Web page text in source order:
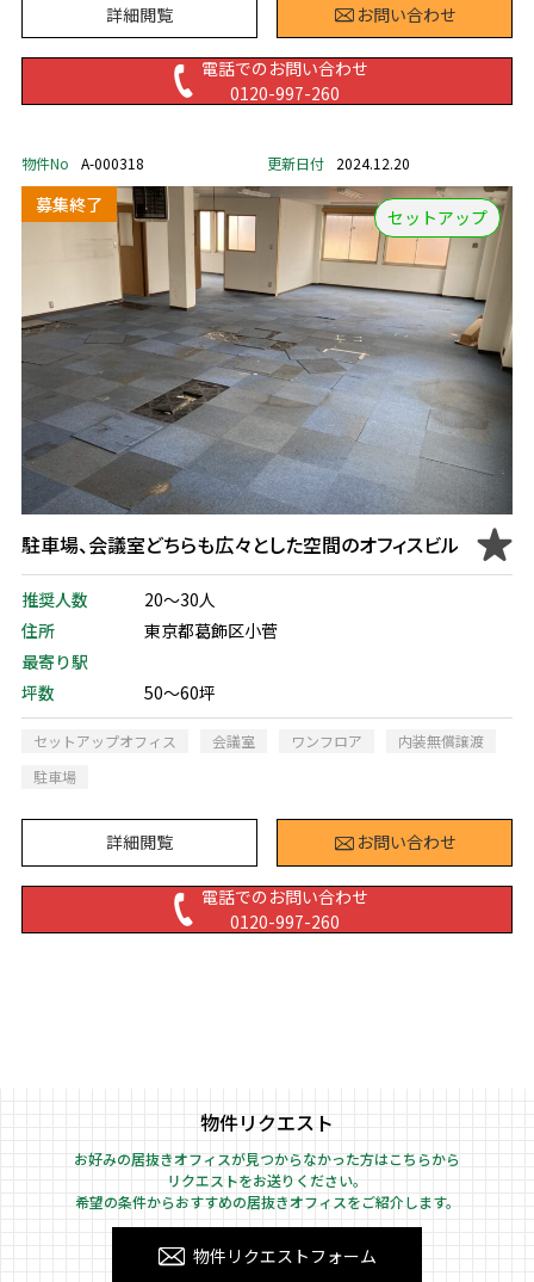
詳細閲覧 お問い合わせ
電話でのお問い合わせ
0120-997-260
物件No A-000318 更新日付 2024.12.20
セットアップ
駐車場、会議室どちらも広々とした空間のオフィスビル
推奨人数
20～30人
住所
東京都葛飾区小菅
最寄り駅
坪数
50～60坪
セットアップオフィス 会議室 ワンフロア
内装無償譲渡
駐車場
詳細閲覧 お問い合わせ
電話でのお問い合わせ
0120-997-260
物件リクエスト
お好みの居抜きオフィスが見つからなかった方はこちらから
リクエストをお送りください。
希望の条件からおすすめの居抜きオフィスをご紹介します。
物件リクエストフォーム